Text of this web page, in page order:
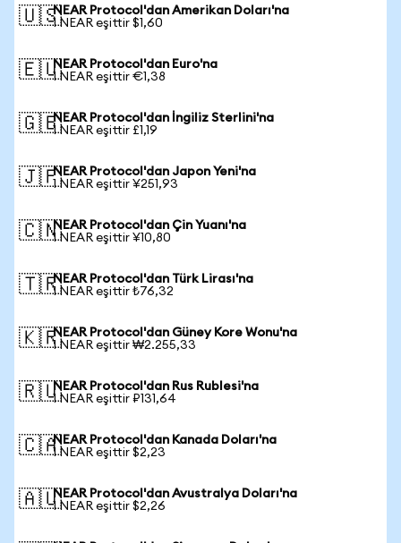
🇺🇸NEAR Protocol'dan Amerikan Doları'na
1 NEAR eşittir $1,60
🇪🇺NEAR Protocol'dan Euro'na
1 NEAR eşittir €1,38
🇬🇧NEAR Protocol'dan İngiliz Sterlini'na
1 NEAR eşittir £1,19
🇯🇵NEAR Protocol'dan Japon Yeni'na
1 NEAR eşittir ¥251,93
🇨🇳NEAR Protocol'dan Çin Yuanı'na
1 NEAR eşittir ¥10,80
🇹🇷NEAR Protocol'dan Türk Lirası'na
1 NEAR eşittir ₺76,32
🇰🇷NEAR Protocol'dan Güney Kore Wonu'na
1 NEAR eşittir ₩2.255,33
🇷🇺NEAR Protocol'dan Rus Rublesi'na
1 NEAR eşittir ₽131,64
🇨🇦NEAR Protocol'dan Kanada Doları'na
1 NEAR eşittir $2,23
🇦🇺NEAR Protocol'dan Avustralya Doları'na
1 NEAR eşittir $2,26